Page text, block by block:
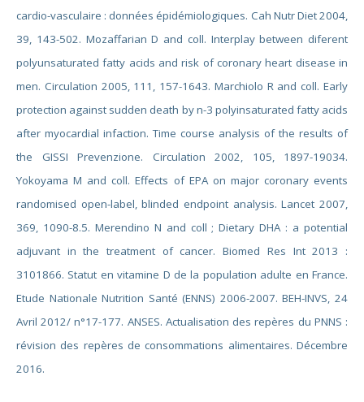
cardio-vasculaire : données épidémiologiques. Cah Nutr Diet 2004,
39, 143-502. Mozaffarian D and coll. Interplay between diferent
polyunsaturated fatty acids and risk of coronary heart disease in
men. Circulation 2005, 111, 157-1643. Marchiolo R and coll. Early
protection against sudden death by n-3 polyinsaturated fatty acids
after myocardial infaction. Time course analysis of the results of
the GISSI Prevenzione. Circulation 2002, 105, 1897-19034.
Yokoyama M and coll. Effects of EPA on major coronary events
randomised open-label, blinded endpoint analysis. Lancet 2007,
369, 1090-8.5. Merendino N and coll ; Dietary DHA : a potential
adjuvant in the treatment of cancer. Biomed Res Int 2013 :
3101866. Statut en vitamine D de la population adulte en France.
Etude Nationale Nutrition Santé (ENNS) 2006-2007. BEH-INVS, 24
Avril 2012/ n°17-177. ANSES. Actualisation des repères du PNNS :
révision des repères de consommations alimentaires. Décembre
2016.